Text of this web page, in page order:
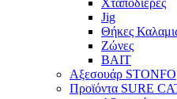
Jig
Θήκες
Ζώνες
BAIT
Αξεσουάρ STONFO
Προϊόντα SURE